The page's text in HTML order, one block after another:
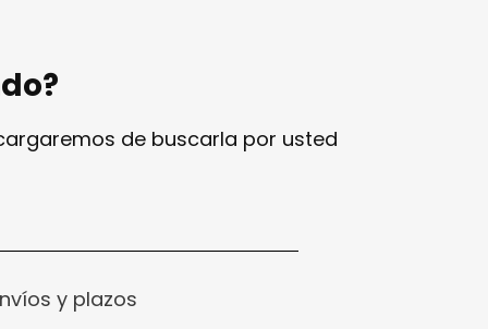
de buscarla por usted
y plazos